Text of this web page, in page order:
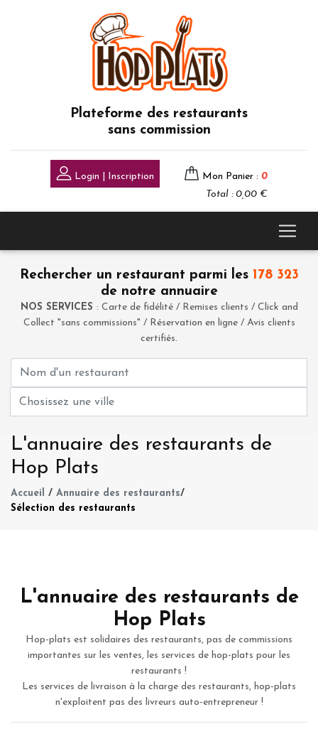
Plateforme des restaurants
sans commission
Login | Inscription Mon Panier : 0
Total : 0,00 €
Rechercher un restaurant parmi les 178 323
de notre annuaire
NOS SERVICES : Carte de fidélité / Remises clients / Click and
Collect "sans commissions" / Réservation en ligne / Avis clients
certifiés.
L'annuaire des restaurants de
Hop Plats
Accueil / Annuaire des restaurants/
Sélection des restaurants
L'annuaire des restaurants de
Hop Plats
Hop-plats est solidaires des restaurants, pas de commissions
importantes sur les ventes, les services de hop-plats pour les
restaurants !
Les services de livraison à la charge des restaurants, hop-plats
n'exploitent pas des livreurs auto-entrepreneur !